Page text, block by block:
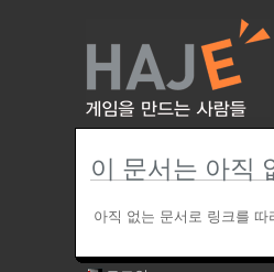
이 문서는 아직
아직 없는 문서로 링크를